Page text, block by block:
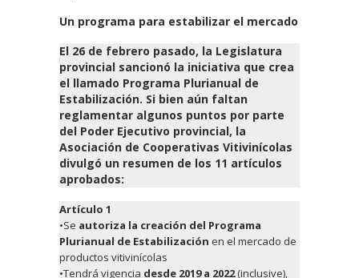
Un programa para estabilizar el mercado
El 26 de febrero pasado, la Legislatura
provincial sancionó la iniciativa que crea
el llamado Programa Plurianual de
Estabilización. Si bien aún faltan
reglamentar algunos puntos por parte
del Poder Ejecutivo provincial, la
Asociación de Cooperativas Vitivinícolas
divulgó un resumen de los 11 artículos
aprobados:
Artículo 1
•Se autoriza la creación del Programa
Plurianual de Estabilización en el mercado de
productos vitivinícolas
•Tendrá vigencia desde 2019 a 2022(inclusive),